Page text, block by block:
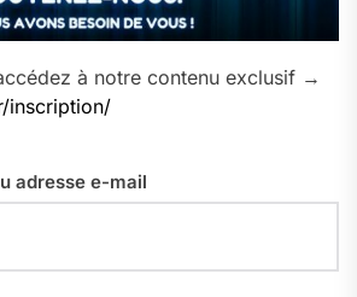
à notre contenu exclusif →
inscription/
adresse e-mail